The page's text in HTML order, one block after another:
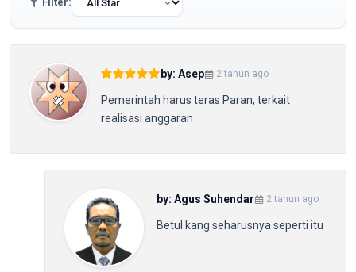
by: Asep 2 tahun ago
Pemerintah harus teras Paran, terkait
realisasi anggaran
by: Agus Suhendar 2 tahun ago
Betul kang seharusnya seperti itu